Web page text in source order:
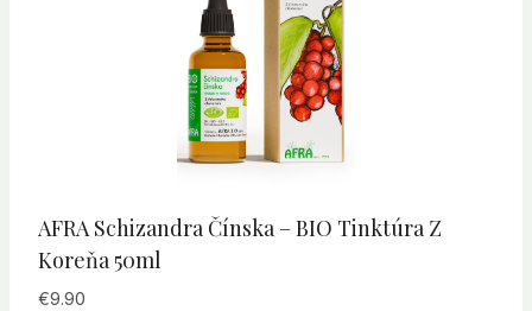
AFRA Schizandra Čínska – BIO Tinktúra Z
Koreňa 50ml
€9.90